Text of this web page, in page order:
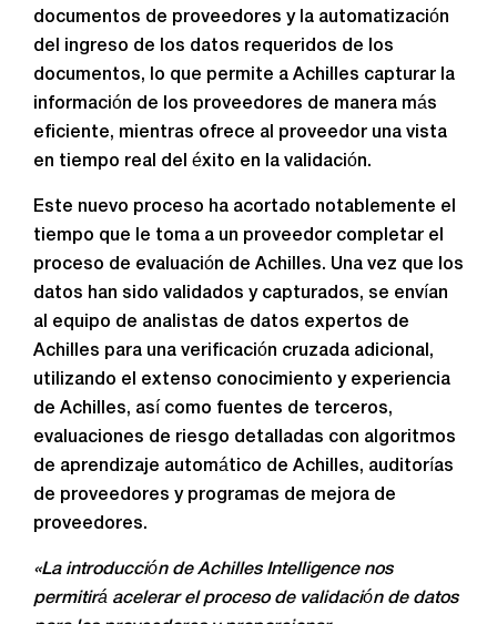
documentos de proveedores y la automatización
del ingreso de los datos requeridos de los
documentos, lo que permite a Achilles capturar la
información de los proveedores de manera más
eficiente, mientras ofrece al proveedor una vista
en tiempo real del éxito en la validación.
Este nuevo proceso ha acortado notablemente el
tiempo que le toma a un proveedor completar el
proceso de evaluación de Achilles. Una vez que los
datos han sido validados y capturados, se envían
al equipo de analistas de datos expertos de
Achilles para una verificación cruzada adicional,
utilizando el extenso conocimiento y experiencia
de Achilles, así como fuentes de terceros,
evaluaciones de riesgo detalladas con algoritmos
de aprendizaje automático de Achilles, auditorías
de proveedores y programas de mejora de
proveedores.
«La introducción de Achilles Intelligence nos
permitirá acelerar el proceso de validación de datos